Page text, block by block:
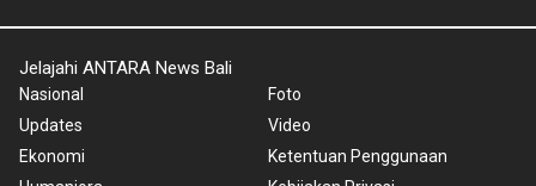
Jelajahi ANTARA News Bali
Nasional
Updates
Ekonomi
Foto
Video
Ketentuan Penggunaan